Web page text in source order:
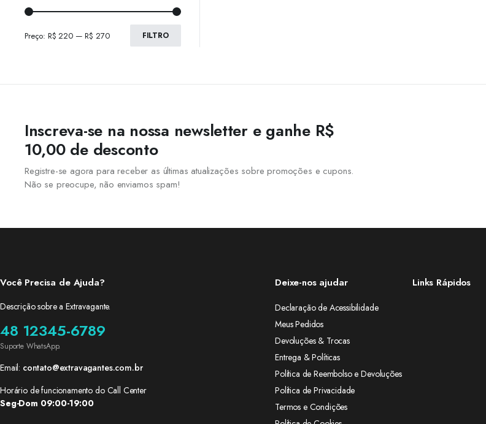
FILTRO
Preço: R$ 220—R$ 270
Inscreva-se na nossa newsletter e ganhe R$
10,00 de desconto
Registre-se agora para receber as últimas atualizações sobre promoções e cupons.
Não se preocupe, não enviamos spam!
Você Precisa de Ajuda?
Descrição sobre a Extravagante.
48 12345-6789
Suporte WhatsApp.
Email: contato@extravagantes.com.br
Horário de funcionamento do Call Center
Seg-Dom 09:00-19:00
Deixe-nos ajudar
Declaração de Acessibilidade
Meus Pedidos
Devoluções & Trocas
Entrega & Políticas
Política de Reembolso e Devoluções
Política de Privacidade
Termos e Condições
Links Rápidos